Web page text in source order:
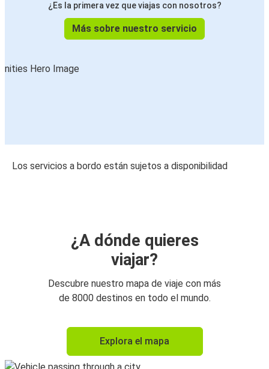
¿Es la primera vez que viajas con nosotros?
Más sobre nuestro servicio
Los servicios a bordo están sujetos a disponibilidad
¿A dónde quieres
viajar?
Descubre nuestro mapa de viaje con más
de 8000 destinos en todo el mundo.
Explora el mapa